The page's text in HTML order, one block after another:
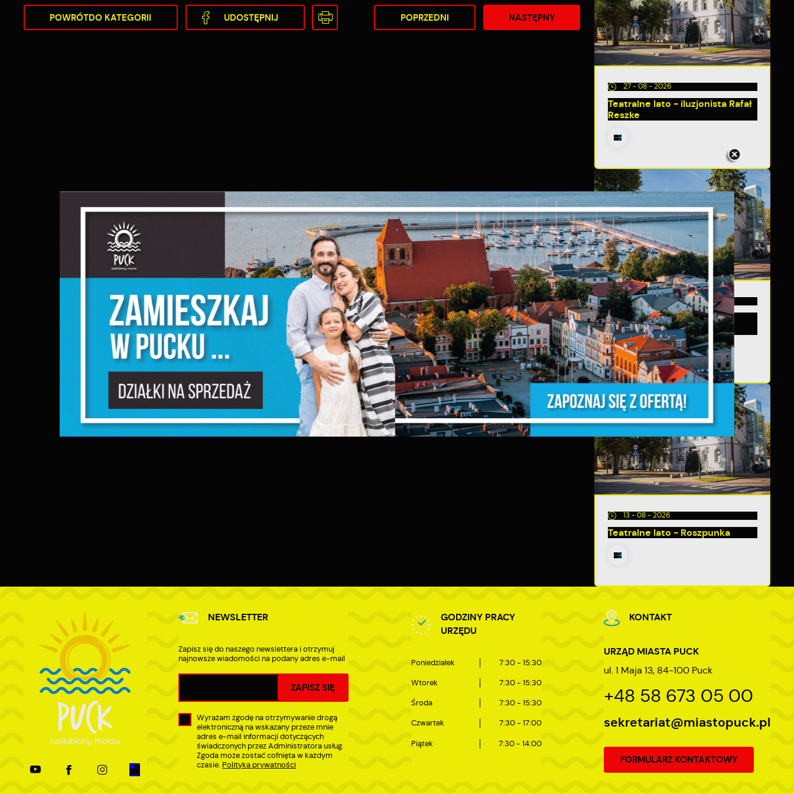
POWRÓTDO KATEGORII UDOSTĘPNIJ POPRZEDNI NASTĘPNY
27 - 08 - 2026
Teatralne lato - iluzjonista Rafał
Reszke
20 - 08 - 2026
Teatralne lato - Zdrowo i
kolorowo
13 - 08 - 2026
Teatralne lato - Roszpunka
NEWSLETTER
Zapisz się do naszego newslettera i otrzymuj
najnowsze wiadomości na podany adres e-mail
Wyrażam zgodę na otrzymywanie drogą
elektroniczną na wskazany przeze mnie
adres e-mail informacji dotyczących
świadczonych przez Administratora usług.
Zgoda może zostać cofnięta w każdym
czasie. Polityka prywatności
GODZINY PRACY
URZĘDU
Poniedziałek 7:30 - 15:30
Wtorek 7:30 - 15:30
Środa 7:30 - 15:30
Czwartek 7:30 - 17:00
Piątek 7:30 - 14:00
KONTAKT
URZĄD MIASTA PUCK
ul. 1 Maja 13, 84-100 Puck
+48 58 673 05 00
sekretariat@miastopuck.pl
FORMULARZ KONTAKTOWY
Szanujemy Twoją prywatność. Możesz zmienić ustawienia cookies lub zaakceptować
je wszystkie. W dowolnym momencie możesz dokonać zmiany swoich ustawień.
Niezbędne
Niezbędne pliki cookies służą do prawidłowego funkcjonowania strony internetowej i
umożliwiają Ci komfortowe korzystanie z oferowanych przez nas usług.
Pliki cookies odpowiadają na podejmowane przez Ciebie działania w celu m.in.
dostosowania Twoich ustawień preferencji prywatności, logowania czy wypełniania
formularzy. Dzięki plikom cookies strona, z której korzystasz, może działać bez zakłóceń.
Funkcjonalne i personalizacyjne
Tego typu pliki cookies umożliwiają stronie internetowej zapamiętanie
wprowadzonych przez Ciebie ustawień oraz personalizację określonych
funkcjonalności czy prezentowanych treści.
Dzięki tym plikom cookies możemy zapewnić Ci większy komfort korzystania z
funkcjonalności naszej strony poprzez dopasowanie jej do Twoich indywidualnych
preferencji. Wyrażenie zgody na funkcjonalne i personalizacyjne pliki cookies
gwarantuje dostępność większej ilości funkcji na stronie.
Więcej
witryny internetowej. Treści promocyjne mogą pojawić się na stronach podmiotów
wiadomości, ofert, komunikatów mediów społecznościowych.
ZAPISZ WYBRANE